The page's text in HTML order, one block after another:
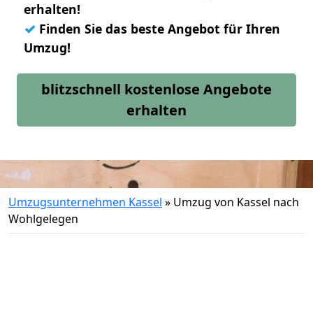
erhalten!
✓ Finden Sie das beste Angebot für Ihren
Umzug!
blitzschnell kostenlose Angebote
erhalten
Umzugsunternehmen Kassel » Umzug von Kassel nach
Wohlgelegen